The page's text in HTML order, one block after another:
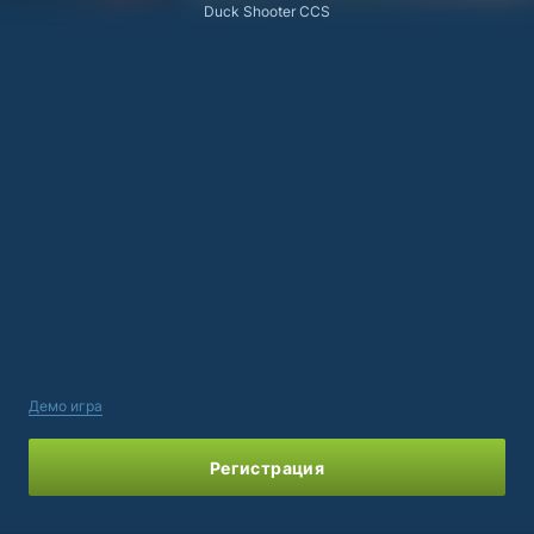
Duck Shooter CCS
Демо игра
Регистрация